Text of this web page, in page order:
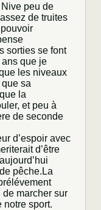
peu de
de truites
sorties se font
que je
les niveaux
sa
la
et peu à
de seconde
d’espoir avec
d’être
pêche.La
marcher sur
notre sport.